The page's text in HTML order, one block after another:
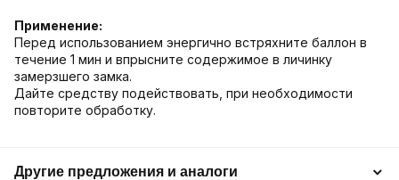
Применение:
Перед использованием энергично встряхните баллон в
течение 1 мин и впрысните содержимое в личинку
замерзшего замка.
Дайте средству подействовать, при необходимости
повторите обработку.
Другие предложения и аналоги